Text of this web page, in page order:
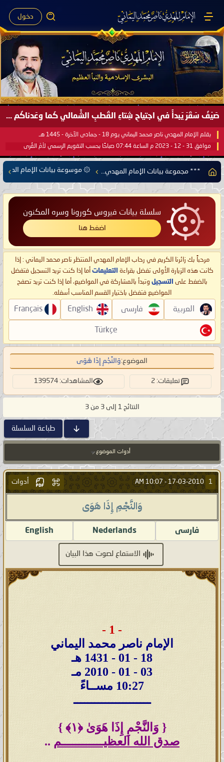
دخول
صَيْفُ سَقَرَ يَبدأُ في اجتياحِ شِتاءِ القُطبِ الشَّمالي كَما وعَدناكُم بالحقِّ لعَامِكم هذا (1445 هـ) ..
بقلم الإمام المهدي ناصر محمد اليماني يوم 18 - جمادى الآخرة - 1445 هـ
موافق 31 - 12 - 2023 م الساعة 07:44 صباحًا بحسب التقويم الرسمي لأمّ القُرى
*** مجموعة بيانات الإمام المهدي ناصر محمد اليماني *** ۞ موسوعة بيانات الإمام
سلسلة بيانات فيروس كورونا وسره المكنون
اضغط هنا
مرحباً بك زائرنا الكريم في رحاب الإمام المهدي المنتظر ناصر محمد اليماني : إذا
كانت هذه الزيارة الأولى تفضل بقراءة التعليمات أما إذا كنت تريد التسجيل فتفضل
بالضغط على التسجيل وتبدأ بالمشاركة في المواضيع، أما إذا كنت تريد تصفح
المواضيع فتفضل باختيار القسم المناسب أسفله.
العربية فارسی English
Français
Türkçe
الموضوع:وَالنَّجْمِ إِذَا هَوَى
تعليقات: 2 المشاهدات: 139574
النتائج 1 إلى 3 من 3
طباعة السلسلة
أدوات الموضوع
1
17-03-2010 -
10:07 AM أدوات
وَالنَّجْمِ إِذَا هَوَى
فارسى Nederlands
English
الاستماع لصوت هذا البيان
- 1 -
الإمام ناصر محمد اليماني
18 - 01 - 1431 هـ
03 - 01 - 2010 مـ
10:27 مســاءً
ــــــــــــــــــــــ
{ وَالنَّجْمِ إِذَا هَوَىٰ﴿١﴾ }
صدق الله العظيــــــــــــم ..